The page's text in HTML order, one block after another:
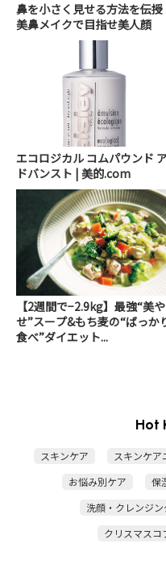
鼻を小さく見せる方法を伝授
美鼻メイクで目指せ美人顔
エコロジカル コムパウンド
ドバンスト | 美的.com
【2週間で−2.9kg】最強“美や
せ”スープ&もち麦の“ばっか
食べ”ダイエット...
Hot
スキンケア スキンケア
お悩み別ケア
保
洗顔・クレンジン
クリスマスコ